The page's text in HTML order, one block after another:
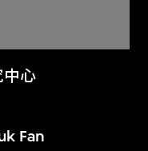
中心
Fan
一世纪视觉